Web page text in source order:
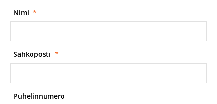
Nimi *
Sähköposti *
Puhelinnumero